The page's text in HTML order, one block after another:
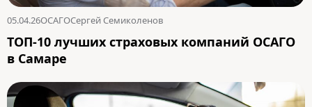
05.04.26ОСАГОСергей Семиколенов
ТОП-10 лучших страховых компаний ОСАГО
в Самаре